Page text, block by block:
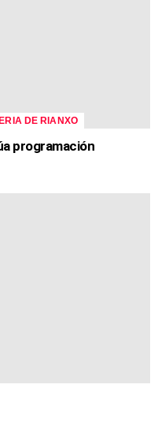
DE RIANXO
programación